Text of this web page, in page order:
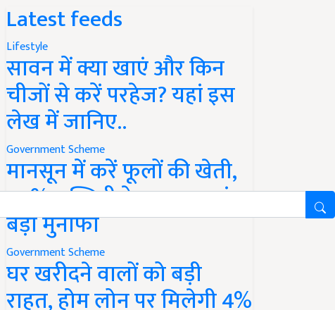
Latest feeds
Lifestyle
सावन में क्या खाएं और किन
चीजों से करें परहेज? यहां इस
लेख में जानिए..
Government Scheme
मानसून में करें फूलों की खेती,
50% सब्सिडी के साथ कमाएं
बड़ा मुनाफा
Government Scheme
घर खरीदने वालों को बड़ी
राहत, होम लोन पर मिलेगी 4%